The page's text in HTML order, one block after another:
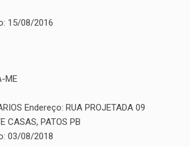
15/08/2016
ME
Endereço: RUA PROJETADA 09
CASAS, PATOS PB
03/08/2018